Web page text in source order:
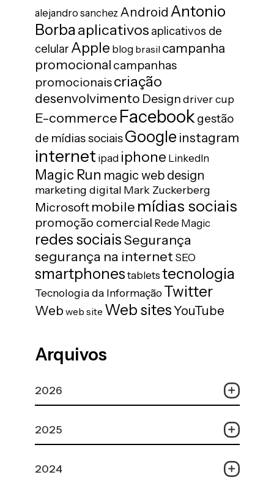
alejandro sanchez Android Antonio
Borba aplicativos aplicativos de
celular Apple blog brasil campanha
promocional campanhas
promocionaiscriação
desenvolvimento Designdriver cup
E-commerce Facebook gestão
de mídias sociaisGoogle instagram
internet ipad iphone LinkedIn
Magic Run magic web design
marketing digital Mark Zuckerberg
Microsoft mobile mídias sociais
promoção comercial Rede Magic
redes sociaisSegurança
segurança na internet SEO
smartphones tablets tecnologia
Tecnologia da Informação Twitter
Web web site Web sitesYouTube
Arquivos
2026
2025
2024